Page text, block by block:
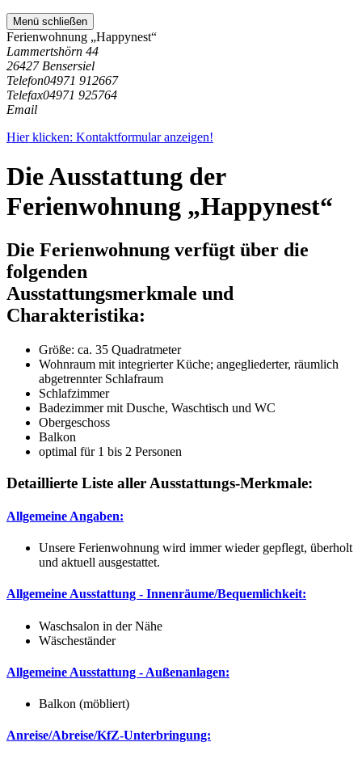
Menü schließen
Ferienwohnung „Happynest“
Lammertshörn 44
26427 Bensersiel
Telefon04971 912667
Telefax04971 925764
Email
Hier klicken: Kontaktformular anzeigen!
Die Ausstattung der
Ferienwohnung „Happynest“
Die Ferienwohnung verfügt über die
folgenden
Ausstattungsmerkmale und
Charakteristika:
Größe: ca. 35 Quadratmeter
Wohnraum mit integrierter Küche; angegliederter, räumlich
abgetrennter Schlafraum
Schlafzimmer
Badezimmer mit Dusche, Waschtisch und WC
Obergeschoss
Balkon
optimal für 1 bis 2 Personen
Detaillierte Liste aller Ausstattungs-Merkmale:
Allgemeine Angaben:
Unsere Ferienwohnung wird immer wieder gepflegt, überholt
und aktuell ausgestattet.
Allgemeine Ausstattung - Innenräume/Bequemlichkeit:
Waschsalon in der Nähe
Wäscheständer
Allgemeine Ausstattung - Außenanlagen:
Balkon (möbliert)
Anreise/Abreise/KfZ-Unterbringung: